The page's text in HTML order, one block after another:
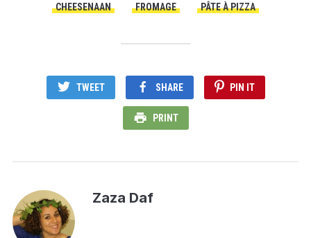
CHEESENAAN FROMAGE PÂTE À PIZZA
TWEET SHARE PIN IT
PRINT
Zaza Daf